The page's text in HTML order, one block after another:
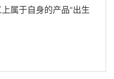
属于自身的产品“出生